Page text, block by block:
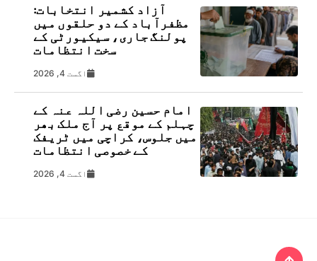
آزاد کشمیر انتخابات:
مظفرآباد کے دو حلقوں میں
پولنگ جاری، سیکیورٹی کے
سخت انتظامات
اگست 4, 2026
امام حسین رضی اللہ عنہ کے
چہلم کے موقع پر آج ملک بھر
میں جلوس، کراچی میں ٹریفک
کے خصوصی انتظامات
اگست 4, 2026